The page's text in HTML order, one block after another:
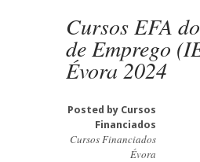
Cursos EFA
de Emprego
Évora 2024
Posted by Cursos
Financiados
Cursos Financiados
Évora